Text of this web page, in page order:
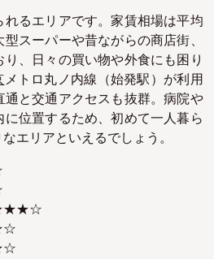
るエリアです。家賃相場は平均
スーパーや昔ながらの商店街、
、日々の買い物や外食にも困り
メトロ丸ノ内線（始発駅）が利用
通と交通アクセスも抜群。病院や
位置するため、初めて一人暮ら
エリアといえるでしょう。